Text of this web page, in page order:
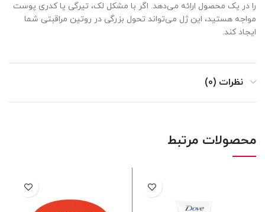
را در یک محصول ارائه می‌دهد. اگر با مشکل لک، تیرگی یا کدری پوست
مواجه هستید، این ژل می‌تواند تحول بزرگی در روتین مراقبتی شما
ایجاد کند.
نظرات (0)
محصولات مرتبط